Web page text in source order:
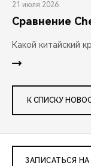
21 июля 2026
Сравнение
Какой китайский
К СПИСКУ
ЗАПИСАТЬСЯ